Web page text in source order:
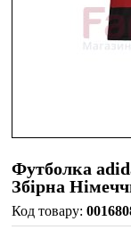
Футболка
Збірна